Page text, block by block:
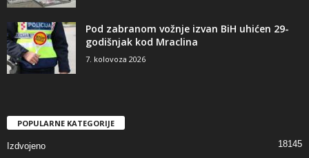
Pod zabranom vožnje izvan BiH uhićen 29-
godišnjak kod Mraclina
7. kolovoza 2026
POPULARNE KATEGORIJE
Izdvojeno 18145